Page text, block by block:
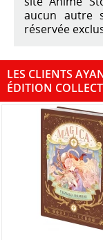
aucun autre
réservée
LES CLIENTS
ÉDITION